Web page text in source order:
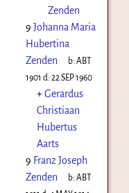
Zenden
9 Johanna Maria
Hubertina
Zenden
b:ABT
1901 d: 22 SEP 1960
+Gerardus
Christiaan
Hubertus
Aarts
9 Franz Joseph
Zenden
b:ABT